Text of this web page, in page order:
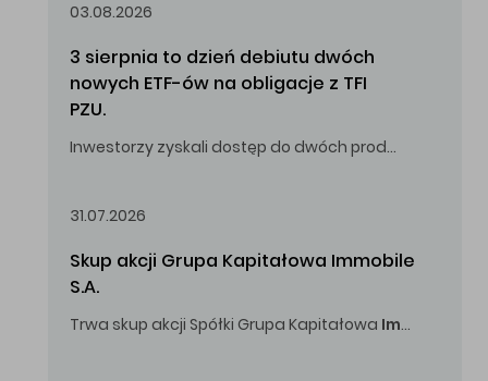
03.08.2026
3 sierpnia to dzień debiutu dwóch
nowych ETF-ów na obligacje z TFI
PZU.
Inwestorzy zyskali dostęp do dwóch produktów umożliwiających inwestowanie w obligacje skarbowe.
31.07.2026
Skup akcji Grupa Kapitałowa Immobile
S.A.
Trwa skup akcji Spółki Grupa Kapitałowa Immobile